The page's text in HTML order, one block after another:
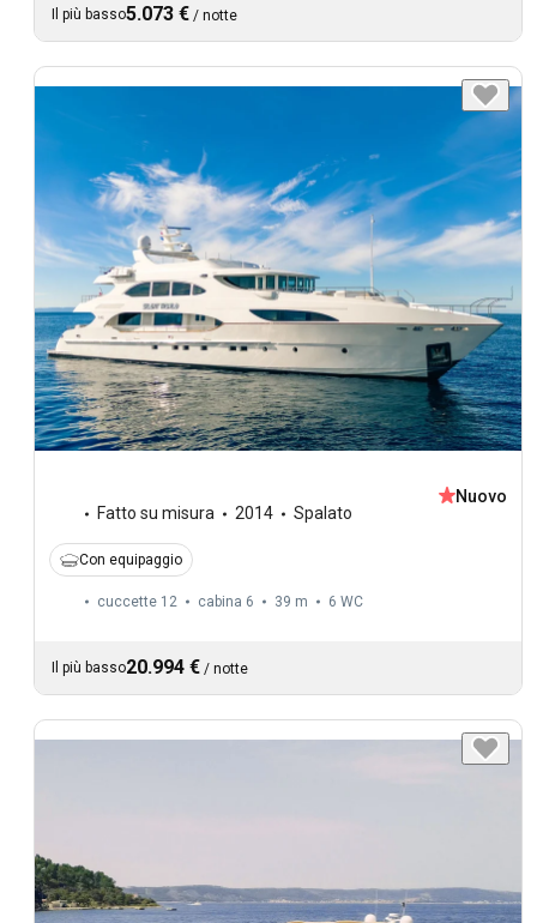
Il più basso5.073 € / notte
Fatto su misura 2014 Spalato
Nuovo
Con equipaggio
cuccette 12 cabina 6 39 m 6 WC
Il più basso20.994 € / notte